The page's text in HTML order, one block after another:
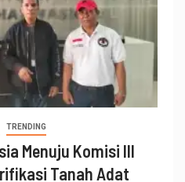
TRENDING
Menuju Komisi III
Tanah Adat